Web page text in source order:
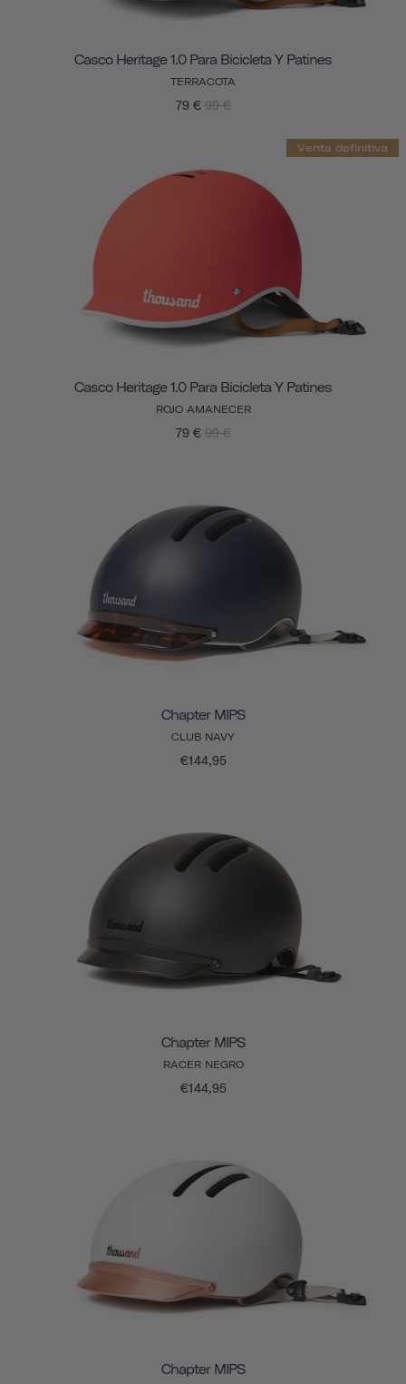
Casco Heritage 1.0 Para Bicicleta Y Patines
TERRACOTA
79 € 99 €
Venta definitiva
Casco Heritage 1.0 Para Bicicleta Y Patines
ROJO AMANECER
79 € 99 €
Chapter MIPS
CLUB NAVY
€144,95
Chapter MIPS
RACER NEGRO
€144,95
Chapter MIPS